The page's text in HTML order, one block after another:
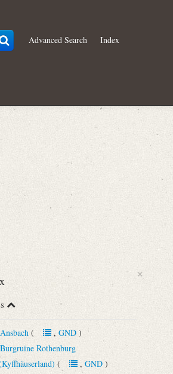
Advanced Search Index
×
Ansbach (, GND)
Burgruine Rothenburg
(, GND)